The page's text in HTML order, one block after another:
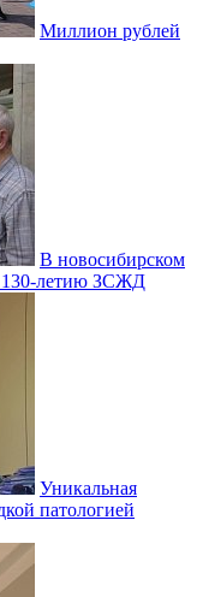
Миллион рублей
В новосибирском
130-летию ЗСЖД
Уникальная
патологией